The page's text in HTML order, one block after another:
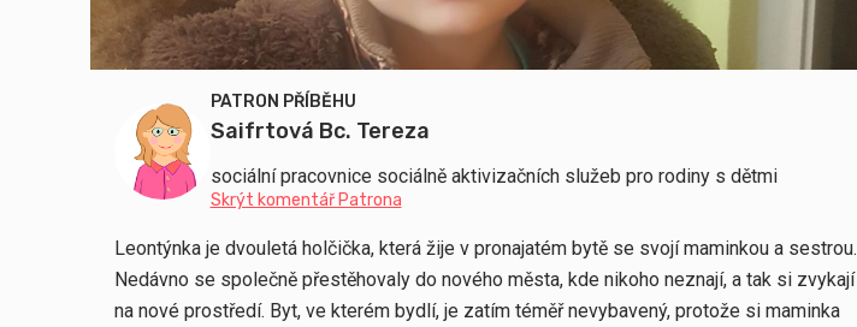
PATRON PŘÍBĚHU
Saifrtová Bc. Tereza
sociální pracovnice sociálně aktivizačních služeb pro rodiny s dětmi
Skrýt komentář Patrona
Leontýnka je dvouletá holčička, která žije v pronajatém bytě se svojí maminkou a sestrou.
Nedávno se společně přestěhovaly do nového města, kde nikoho neznají, a tak si zvykají
na nové prostředí. Byt, ve kterém bydlí, je zatím téměř nevybavený, protože si maminka